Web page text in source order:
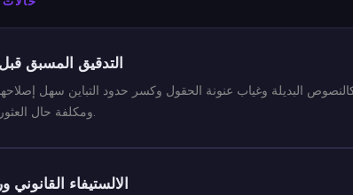
التدقيق المسبق
البديلة وغياب عنونة الحقول وكسر حدود التباين سهل إصلاحها
ومكلفة حال العثور عليها بالبث الحي.
الالستيفاء